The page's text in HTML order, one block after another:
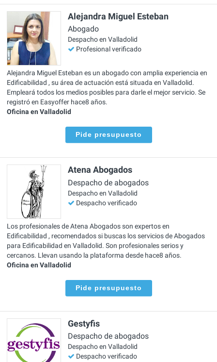
Alejandra Miguel Esteban
Abogado
Despacho en Valladolid
Profesional verificado
Alejandra Miguel Esteban es un abogado con amplia experiencia en
Edificabilidad , su área de actuación está situada en Valladolid.
Empleará todos los medios posibles para darle el mejor servicio. Se
registró en Easyoffer hace8 años.
Oficina en Valladolid
Pide presupuesto
Atena Abogados
Despacho de abogados
Despacho en Valladolid
Despacho verificado
Los profesionales de Atena Abogados son expertos en
Edificabilidad , recomendados si buscas los servicios de Abogados
para Edificabilidad en Valladolid. Son profesionales serios y
cercanos. Llevan usando la plataforma desde hace8 años.
Oficina en Valladolid
Pide presupuesto
Gestyfis
Despacho de abogados
Despacho en Valladolid
Despacho verificado